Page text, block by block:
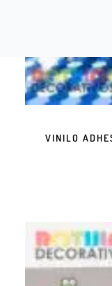
VINILO